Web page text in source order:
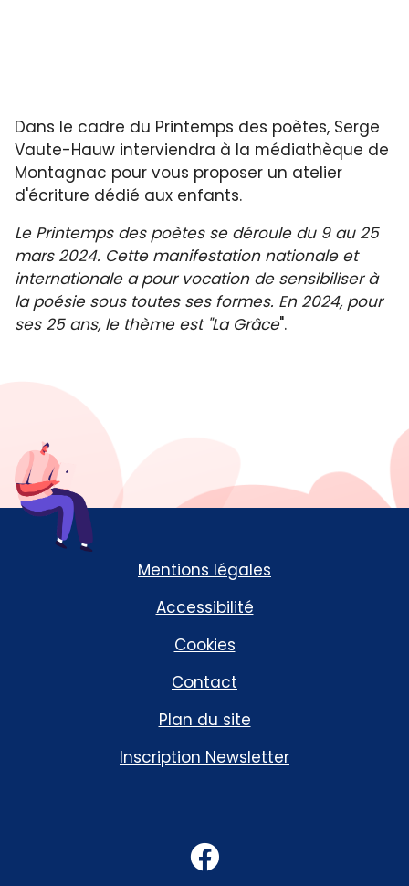
Dans le cadre du Printemps des poètes, Serge
Vaute-Hauw interviendra à la médiathèque de
Montagnac pour vous proposer un atelier
d'écriture dédié aux enfants.
Le Printemps des poètes se déroule du 9 au 25
mars 2024. Cette manifestation nationale et
internationale a pour vocation de sensibiliser à
la poésie sous toutes ses formes. En 2024, pour
ses 25 ans, le thème est "La Grâce".
Mentions légales
Accessibilité
Cookies
Contact
Plan du site
Inscription Newsletter